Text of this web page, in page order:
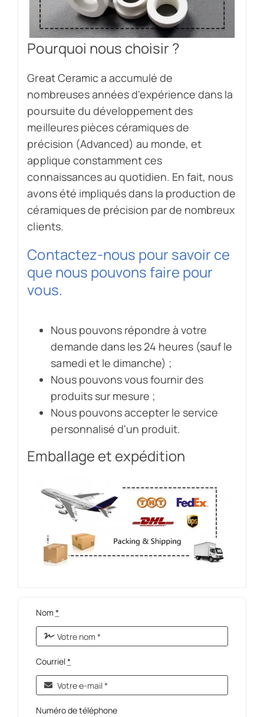
Pourquoi nous choisir ?
Great Ceramic a accumulé de
nombreuses années d'expérience dans la
poursuite du développement des
meilleures pièces céramiques de
précision (Advanced) au monde, et
applique constamment ces
connaissances au quotidien. En fait, nous
avons été impliqués dans la production de
céramiques de précision par de nombreux
clients.
Contactez-nous pour savoir ce
que nous pouvons faire pour
vous.
Nous pouvons répondre à votre
demande dans les 24 heures (sauf le
samedi et le dimanche) ;
Nous pouvons vous fournir des
produits sur mesure ;
Nous pouvons accepter le service
personnalisé d'un produit.
Emballage et expédition
Nom *
Courriel*
Numéro de téléphone